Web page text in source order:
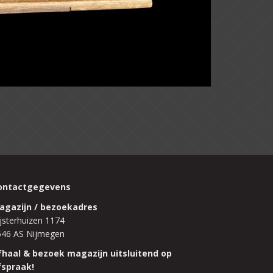
/ bezoekadres
1174
AS Nijmegen
& bezoek magazijn uitsluitend op